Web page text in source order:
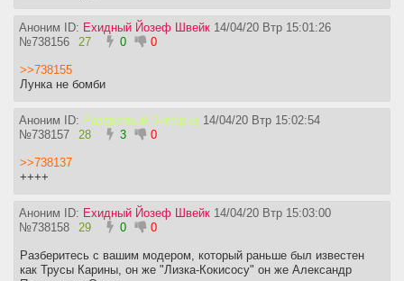
Аноним ID: Ехидный Йозеф Швейк 14/04/20 Втр 15:01:26
№738156 27 0 0
>>738155
Лунка не бомби
Аноним ID: Развратный Зигфрид 14/04/20 Втр 15:02:54
№738157 28 3 0
>>738137
++++
Аноним ID: Ехидный Йозеф Швейк 14/04/20 Втр 15:03:00
№738158 29 0 0
Разберитесь с вашим модером, который раньше был известен
как Трусы Карины, он же "Лизка-Кокисосу" он же Александр